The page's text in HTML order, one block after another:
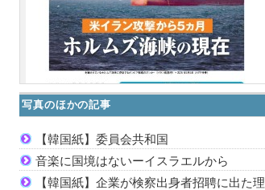
写真のほかの記事
【韓国紙】委員会共和国
音楽に国境はないーイスラエルから
【韓国紙】企業が検察出身者招聘に出た理